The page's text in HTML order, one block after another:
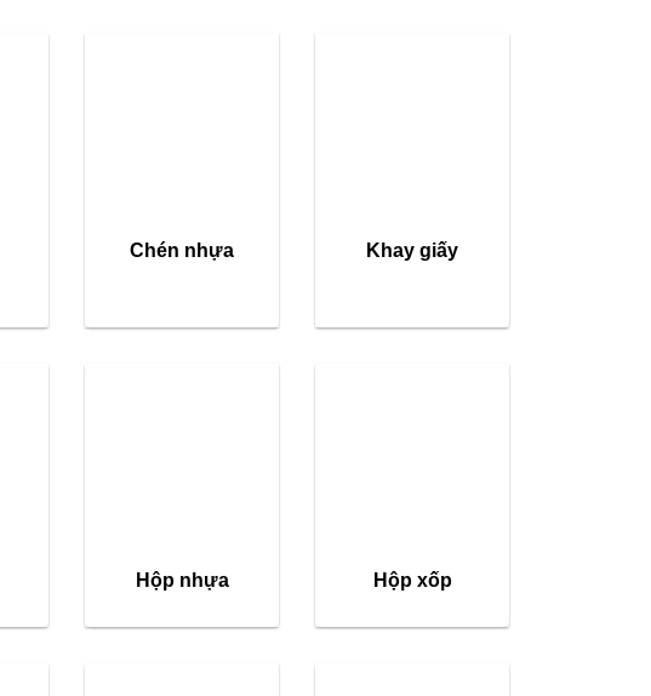
Chén nhựa Khay giấy
Hộp nhựa Hộp xốp